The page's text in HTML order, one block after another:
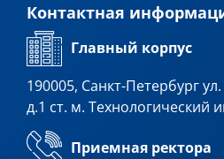
Контактная
Главный корпус
190005, Санкт-Петербург
д.1 ст. м. Технологический
Приемная ректора